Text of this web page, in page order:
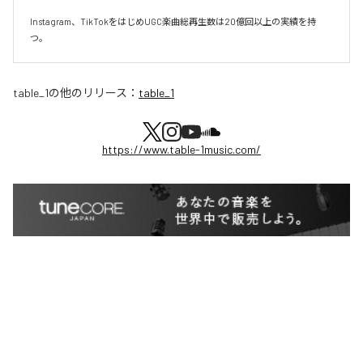
Instagram、TikTokをはじめUGC楽曲総再生数は20億回以上の実績を持
つ。
table_1の他のリリース： table_1
https://www.table-1music.com/